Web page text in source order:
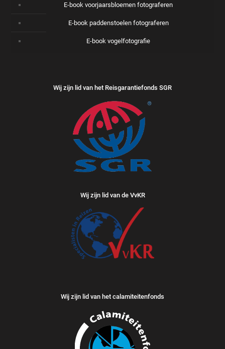
E-book voorjaarsbloemen fotograferen
E-book paddenstoelen fotograferen
E-book vogelfotografie
Wij zijn lid van het Reisgarantiefonds SGR
Wij zijn lid van de VvKR
Wij zijn lid van het calamiteitenfonds